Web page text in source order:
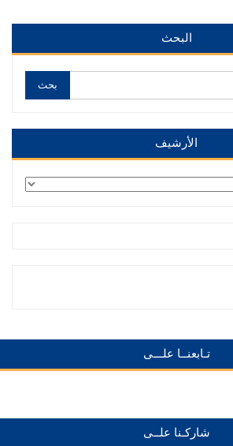
البحث
الأرشيف
تـابعنــا علـــى
شاركـنا علــى